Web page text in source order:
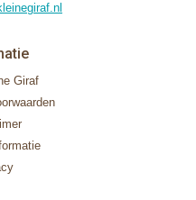
Giraf